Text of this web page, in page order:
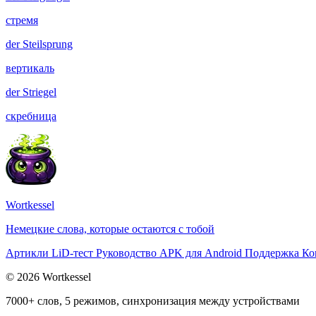
стремя
derSteilsprung
вертикаль
derStriegel
скребница
Wortkessel
Немецкие слова, которые остаются с тобой
Артикли LiD-тест Руководство APK для Android Поддержка
© 2026 Wortkessel
7000+ слов, 5 режимов, синхронизация между устройствами